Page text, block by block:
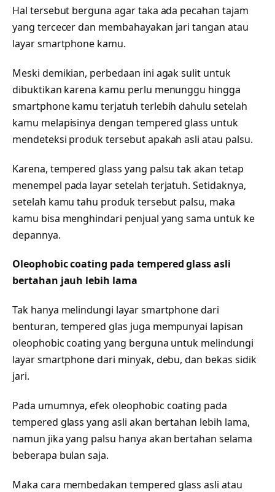
Hal tersebut berguna agar taka ada pecahan tajam
yang tercecer dan membahayakan jari tangan atau
layar smartphone kamu.
Meski demikian, perbedaan ini agak sulit untuk
dibuktikan karena kamu perlu menunggu hingga
smartphone kamu terjatuh terlebih dahulu setelah
kamu melapisinya dengan tempered glass untuk
mendeteksi produk tersebut apakah asli atau palsu.
Karena, tempered glass yang palsu tak akan tetap
menempel pada layar setelah terjatuh. Setidaknya,
setelah kamu tahu produk tersebut palsu, maka
kamu bisa menghindari penjual yang sama untuk ke
depannya.
Oleophobic coating pada tempered glass asli
bertahan jauh lebih lama
Tak hanya melindungi layar smartphone dari
benturan, tempered glas juga mempunyai lapisan
oleophobic coating yang berguna untuk melindungi
layar smartphone dari minyak, debu, dan bekas sidik
jari.
Pada umumnya, efek oleophobic coating pada
tempered glass yang asli akan bertahan lebih lama,
namun jika yang palsu hanya akan bertahan selama
beberapa bulan saja.
Maka cara membedakan tempered glass asli atau